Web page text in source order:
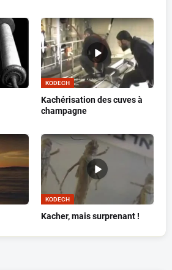
KODECH
Kachérisation des cuves à
champagne
KODECH
Kacher, mais surprenant !